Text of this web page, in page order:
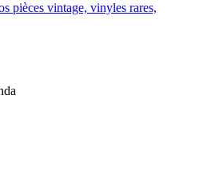
pièces vintage, vinyles rares,